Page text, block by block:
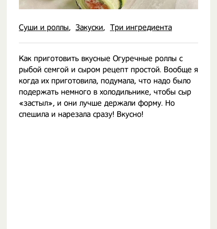
Суши и роллы Закуски Три ингредиента
Как приготовить вкусные Огуречные роллы с
рыбой семгой и сыром рецепт простой. Вообще я
когда их приготовила, подумала, что надо было
подержать немного в холодильнике, чтобы сыр
«застыл», и они лучше держали форму. Но
спешила и нарезала сразу! Вкусно!